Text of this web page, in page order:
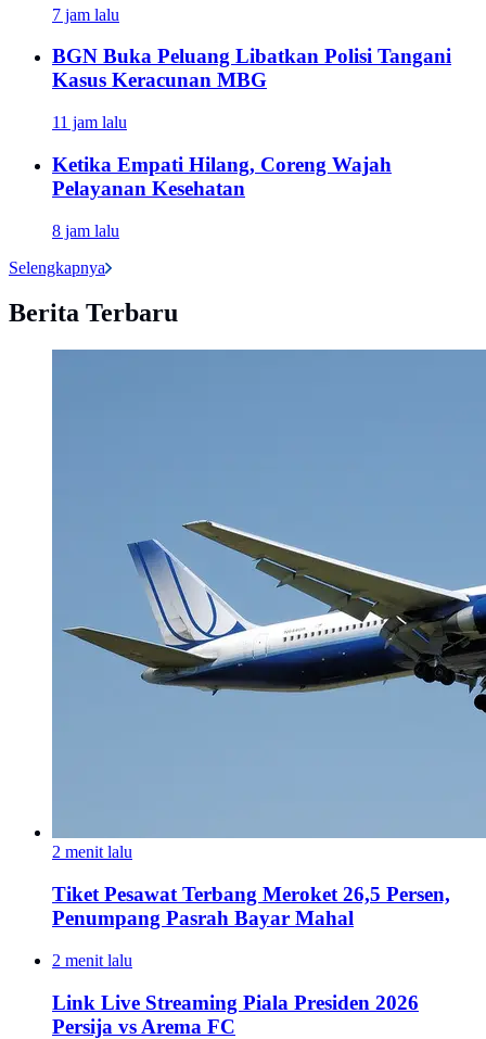
7 jam lalu
BGN Buka Peluang Libatkan Polisi Tangani
Kasus Keracunan MBG
11 jam lalu
Ketika Empati Hilang, Coreng Wajah
Pelayanan Kesehatan
8 jam lalu
Selengkapnya
Berita Terbaru
2 menit lalu
Tiket Pesawat Terbang Meroket 26,5 Persen,
Penumpang Pasrah Bayar Mahal
2 menit lalu
Link Live Streaming Piala Presiden 2026
Persija vs Arema FC